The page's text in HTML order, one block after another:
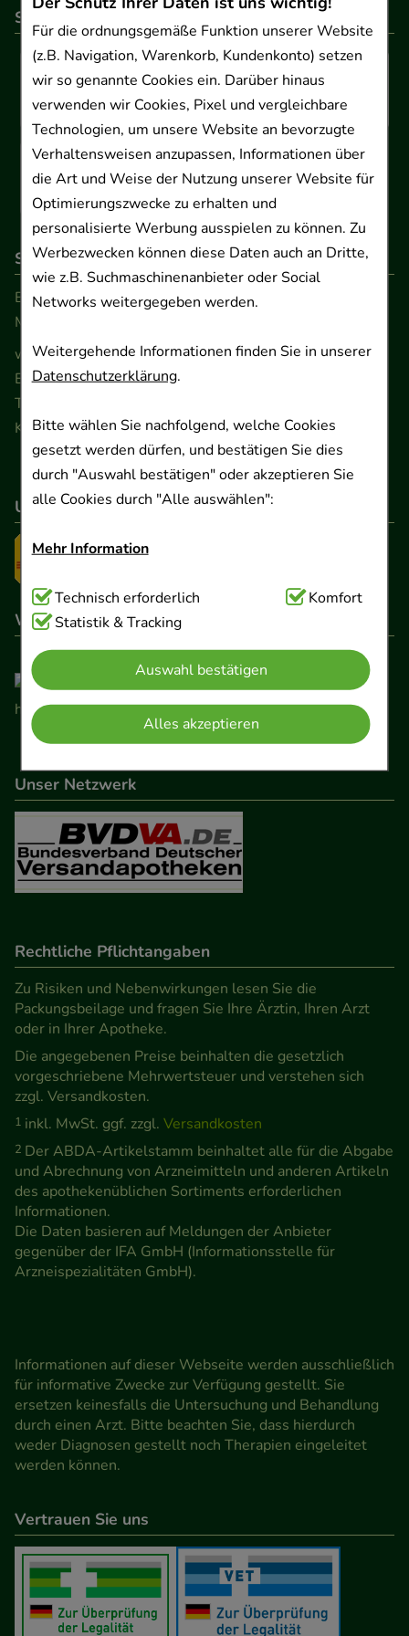
Für die ordnungsgemäße Funktion unserer Website
(z.B. Navigation, Warenkorb, Kundenkonto) setzen
wir so genannte Cookies ein. Darüber hinaus
verwenden wir Cookies, Pixel und vergleichbare
Technologien, um unsere Website an bevorzugte
Verhaltensweisen anzupassen, Informationen über
die Art und Weise der Nutzung unserer Website für
Optimierungszwecke zu erhalten und
personalisierte Werbung ausspielen zu können. Zu
Werbezwecken können diese Daten auch an Dritte,
wie z.B. Suchmaschinenanbieter oder Social
Networks weitergegeben werden.
Weitergehende Informationen finden Sie in unserer
Datenschutzerklärung.
Bitte wählen Sie nachfolgend, welche Cookies
gesetzt werden dürfen, und bestätigen Sie dies
durch "Auswahl bestätigen" oder akzeptieren Sie
alle Cookies durch "Alle auswählen":
Mehr Information
Technisch Notwendig:Hierbei handelt es sich um
Cookies, die für die Grundfunktionen unserer
Website notwendig sind (z.B. Navigation,
Warenkorb, Kundenkonto), weshalb auf diese nicht
verzichtet werden kann.
Komfort:Diese Cookies werden genutzt um das
Einkaufserlebnis noch ansprechender zu gestalten,
beispielsweise für die Wiedererkennung des
Besuchers oder unsere Seite an bevorzugte
Verhaltensweisen (z.B. Spracheinstellung)
anzupassen. Komfort-Cookies ermöglichen es uns
auch auf Ihre Bedürfnisse zugeschrittene Inhalte
betreiben.
Statistik & Tracking:Hierüber lassen sich
Informationen über die Art und Weise der Nutzung
unserer Website sammeln, mit deren Hilfe wir
unsere Website weiter für Sie optimieren können,
den Inhalt auf unserer Website aber auch die
Werbung auf Drittseiten möglichst relevant für Sie
zu gestalten. Bitte beachten Sie, dass Daten hierfür
teilweise an Dritte wie z.B. Google oder soziale
Medien übertragen werden.
Technisch erforderlich
Komfort
Statistik & Tracking
Auswahl bestätigen
Alles akzeptieren
So können Sie bezahlen
So erreichen Sie uns
Beratung und Kundenservice:
Montag - Freitag von 9.00 bis 17.00 Uhr
www.ApoSalis.de· E-Mail:info@ApoSalis.de
Ernst-August-Platz 2 · 30159 Hannover
Telefon 0511 89 71 80 0 · Fax 0511 89 71 80 11
Kontaktformular
Unser Versanddienstleister
Wir sind hier gelistet
Unser Netzwerk
Rechtliche Pflichtangaben
Zu Risiken und Nebenwirkungen lesen Sie die
Packungsbeilage und fragen Sie Ihre Ärztin, Ihren Arzt
oder in Ihrer Apotheke.
Die angegebenen Preise beinhalten die gesetzlich
vorgeschriebene Mehrwertsteuer und verstehen sich
zzgl. Versandkosten.
1 inkl. MwSt. ggf. zzgl. Versandkosten
2 Der ABDA-Artikelstamm beinhaltet alle für die Abgabe
und Abrechnung von Arzneimitteln und anderen Artikeln
des apothekenüblichen Sortiments erforderlichen
Informationen.
Die Daten basieren auf Meldungen der Anbieter
gegenüber der IFA GmbH (Informationsstelle für
Arzneispezialitäten GmbH).
Informationen auf dieser Webseite werden ausschließlich
für informative Zwecke zur Verfügung gestellt. Sie
ersetzen keinesfalls die Untersuchung und Behandlung
durch einen Arzt. Bitte beachten Sie, dass hierdurch
weder Diagnosen gestellt noch Therapien eingeleitet
werden können.
Vertrauen Sie uns